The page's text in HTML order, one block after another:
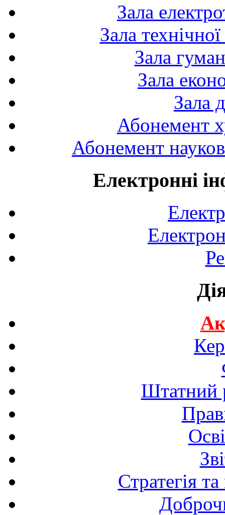
Зала
Зала
Зала
Зала
Зала
Абонемент
Абонемент
Електронні
Штатний
Стратегія